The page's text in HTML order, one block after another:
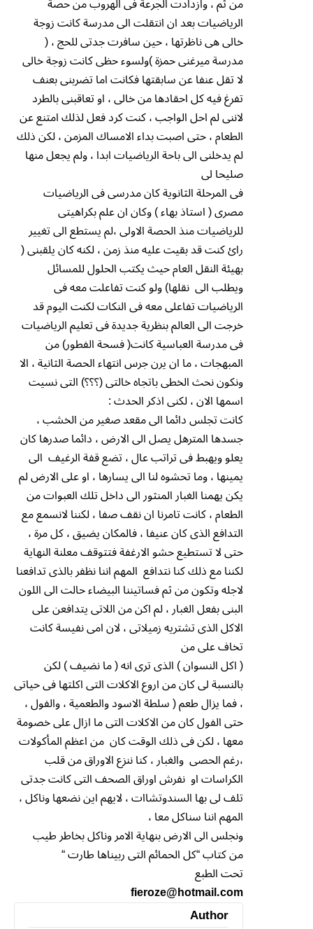
الرياضيات بعد ان انتقلت الى مدرسة كانت زوجة
خالى هى ناظرتها ، حين سافرت جدتى للحج ، (
مدرسة ميرغنى حمزة )ولسوء حظى كانت زوجة خالى
لا تقل عنفا عن سابقتها فكانت اما تضربنى بعنف
تفرغ فيه كل احقادها من خالى ، او تعاقبنى بالطرد
لاننى لم احل الواجب ، كنت كرد فعل لذلك امتنع عن
الطعام ، حتى اصبت بداء الامساك المزمن ، لكن ذلك
لم يدخلنى الى باحة الرياضيات ابدا ، ولم يجعل منها
صليحا لى
فى المرحلة الثانوية كان مدرسى فى الرياضيات
مصرى ( استاذ بهاء ) وكان ان علم بكراهيتى
للرياضيات منذ الحصة الاولى ،لم يستطع الى تغيير
رائ كنت قد بقيت عليه منذ زمن ، لكنه كان يلقبنى (
بهيئة النقل العام حيث يكتب الحلول للمسائل
ويطلب الى نقلها) ولو كنت تفاعلت معه فى
الرياضيات تفاعلى معه فى النكات لكنت اليوم قد
خرجت الى العالم بنظرية جديدة فى تعليم الرياضيات
فى مدرسة العباسية كانت( فسحة الفطور) من
المبهجات ، ما ان يرن جرس انتهاء الحصة الثانية ، الا
ونكون نحث الخطى باتجاه خالتى (؟؟؟) التى نسيت
اسمها الان ، لكنى اذكر الحدث :
كانت تجلس دائما الى مقعد صغير من الخشب ،
جسدها المترهل يصل الى الارض ، دائما صدرها كان
يعلو ويهبط فى تراتب عال ، تضع قفة الرغيف الى
يمينها ، وما تحشوه لنا الى يسارها ، او على الارض لم
يكن يهمنا الغبار المنثور الى داخل تلك العبوات من
الطعام ، كانت تامرنا ان نقف صفا ، لكننا لانسمع مع
التدافع الذى كان عنيفا ، فالمكان يضيق ، كل مرة ،
حتى لا تستطيع حشو الارغفة فتتوقف معلنة النهاية
لكننا مع ذلك كنا نتدافع المهم اننا نظفر بالذى تدافعنا
لاجله وتكون من ثم فساتيننا البيضاء حالت الى اللون
البنى بفعل الغبار ، لم اكن من اللاتى يتدافعن على
الاكل الذى تشتريه زميلاتى ، لان امى نفيسة كانت
تخاف على من
( اكل النسوان ) الذى ترى انه ( ما نضيف ) لكن
بالنسبة لى كان من اروع الاكلات التى اكلتها فى حياتى
، فما يزال طعم ( سلطة الاسود والطعمية ، والفول ،
حتى الفول كان من الاكلات التى ما ازال على خصومة
معها ، لكن فى ذلك الوقت كان من اعظم المأكولات
،رغم الحصى والغبار ، كنا ننزع الاوراق من قلب
الكراسات او نفرش اوراق الصحف التى كانت جدتى
تلف لى بها السندوتشاات ، لايهم اين نضعها وناكل ،
المهم اننا سناكل معا ،
ونجلس الى الارض بنهاية الامر وناكل بخاطر طيب
من كتاب “كل الحمائم التى ربيناها طارت “
تحت الطبع
fieroze@hotmail.com
Author